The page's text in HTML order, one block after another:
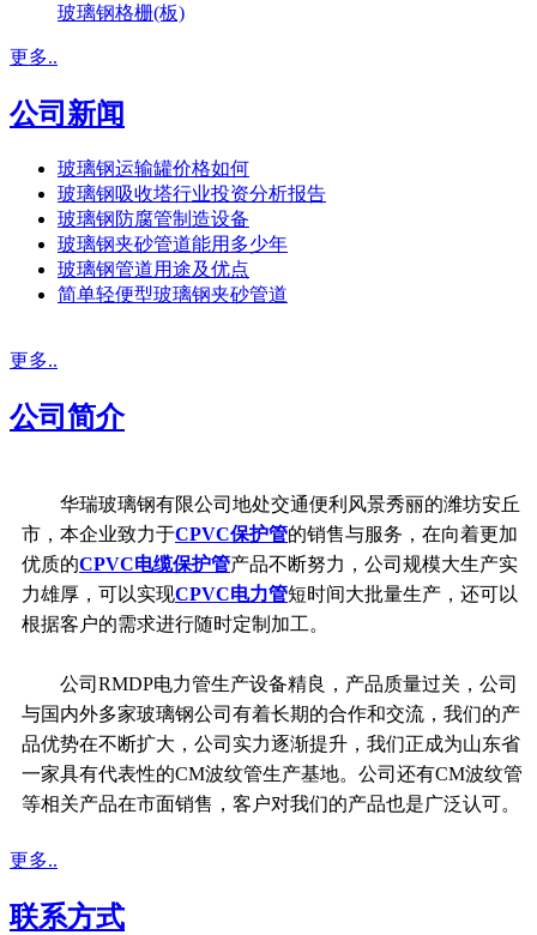
玻璃钢格栅(板)
更多..
公司新闻
玻璃钢运输罐价格如何
玻璃钢吸收塔行业投资分析报告
玻璃钢防腐管制造设备
玻璃钢夹砂管道能用多少年
玻璃钢管道用途及优点
简单轻便型玻璃钢夹砂管道
更多..
公司简介
华瑞玻璃钢有限公司地处交通便利风景秀丽的潍坊安丘
市，本企业致力于CPVC保护管的销售与服务，在向着更加
优质的CPVC电缆保护管产品不断努力，公司规模大生产实
力雄厚，可以实现CPVC电力管短时间大批量生产，还可以
根据客户的需求进行随时定制加工。
公司RMDP电力管生产设备精良，产品质量过关，公司
与国内外多家玻璃钢公司有着长期的合作和交流，我们的产
品优势在不断扩大，公司实力逐渐提升，我们正成为山东省
一家具有代表性的CM波纹管生产基地。公司还有CM波纹管
等相关产品在市面销售，客户对我们的产品也是广泛认可。
更多..
联系方式